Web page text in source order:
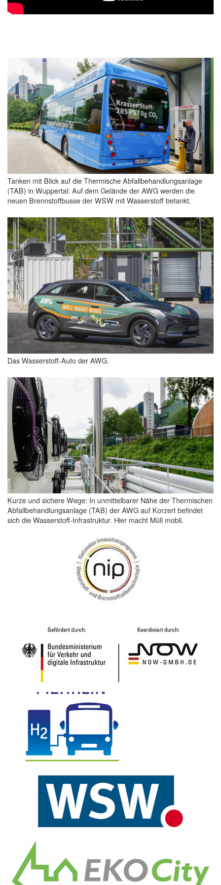
Tanken mit Blick auf die Thermische Abfallbehandlungsanlage
(TAB) in Wuppertal: Auf dem Gelände der AWG werden die
neuen Brennstoffbusse der WSW mit Wasserstoff betankt.
Das Wasserstoff-Auto der AWG.
Kurze und sichere Wege: In unmittelbarer Nähe der Thermischen
Abfallbehandlungsanlage (TAB) der AWG auf Korzert befindet
sich die Wasserstoff-Infrastruktur. Hier macht Müll mobil.